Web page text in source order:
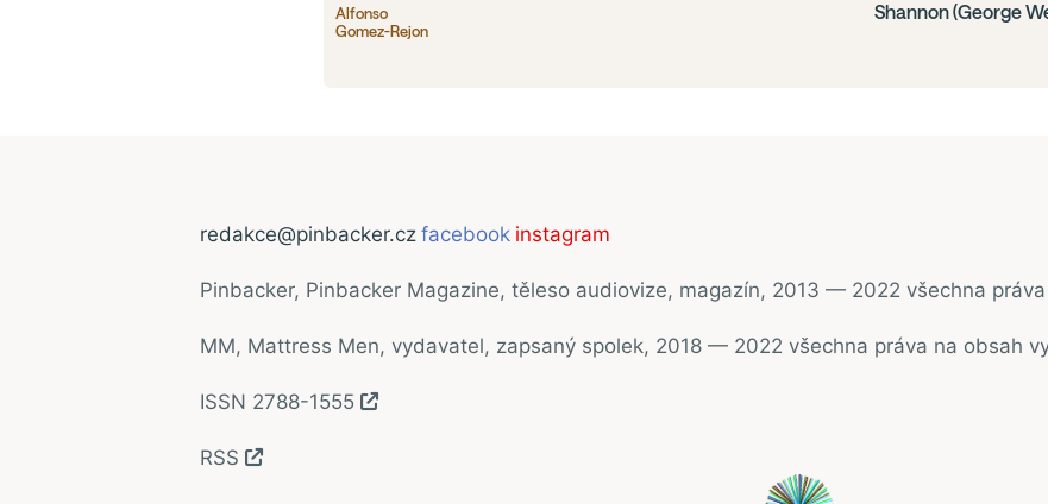
Alfonso
Gomez-Rejon
Shannon (George
redakce@pinbacker.cz facebook instagram
Pinbacker, Pinbacker Magazine, těleso audiovize, magazín, 2013 — 2022 všechna
MM, Mattress Men, vydavatel, zapsaný spolek, 2018 — 2022 všechna práva na obsah
ISSN 2788-1555
RSS